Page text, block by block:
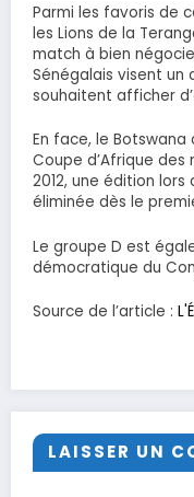
Parmi les favoris de
les Lions de la
match à bien
Sénégalais visent
souhaitent afficher
En face, le
Coupe d’Afrique
2012, une édition
éliminée dès le
Le groupe D est
démocratique du
Source de l’article :
LAISSER UN